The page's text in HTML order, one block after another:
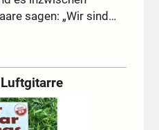
sagen: „Wir sind…